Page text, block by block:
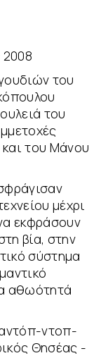
2008
του
του
του Μάνου
μέχρι
εκφράσουν
βία, στην
σύστημα
αθωότητά
ντοπ-
Θησέας -